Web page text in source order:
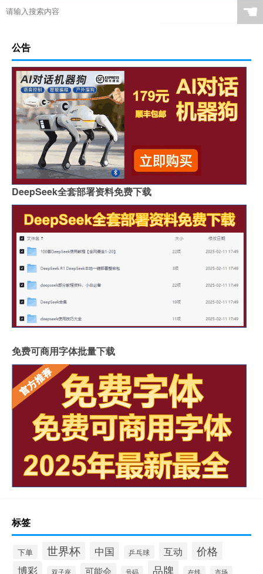
☚
公告
DeepSeek全套部署资料免费下载
免费可商用字体批量下载
标签
下单 世界杯 中国 乒乓球 互动 价格
博彩 双子座 可能会 号码 品牌 在线 市场